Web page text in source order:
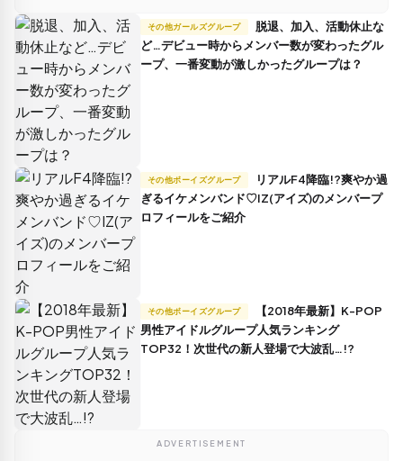
その他ガールズグループ
ど…デビュー時からメンバー数が変わったグル
ープ、一番変動が激しかったグループは？
その他ボーイズグループ
ぎるイケメンバンド♡IZ(アイズ)のメンバープ
ロフィールをご紹介
その他ボーイズグループ
男性アイドルグループ人気ランキング
TOP32！次世代の新人登場で大波乱…!?
ADVERTISEMENT